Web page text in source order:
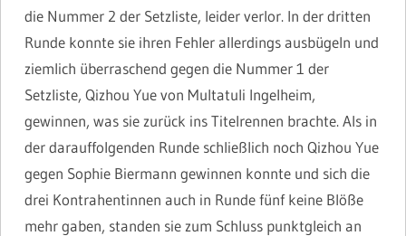
die Nummer 2 der Setzliste, leider verlor. In der dritten
Runde konnte sie ihren Fehler allerdings ausbügeln und
ziemlich überraschend gegen die Nummer 1 der
Setzliste, Qizhou Yue von Multatuli Ingelheim,
gewinnen, was sie zurück ins Titelrennen brachte. Als in
der darauffolgenden Runde schließlich noch Qizhou Yue
gegen Sophie Biermann gewinnen konnte und sich die
drei Kontrahentinnen auch in Runde fünf keine Blöße
mehr gaben, standen sie zum Schluss punktgleich an